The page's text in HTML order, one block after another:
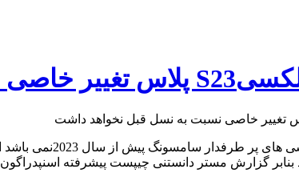
دانستنی چیپست پیشرفته اسنپدراگون 8 نسل 2 کوالکام این گوشیها تنها تغییر